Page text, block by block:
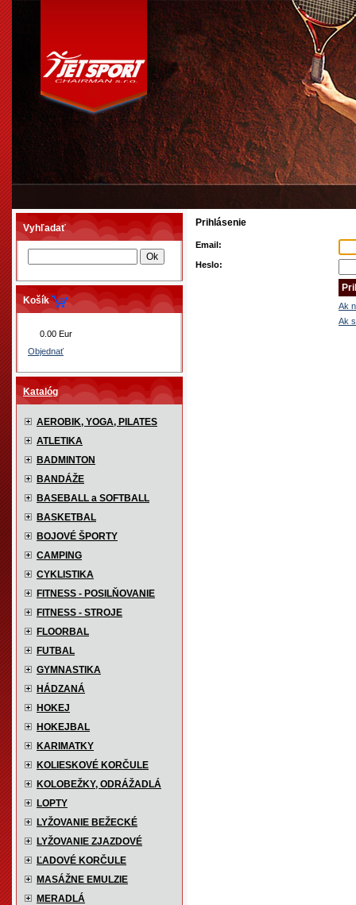
Vyhľadať
Košík
0.00 Eur
Objednať
Katalóg
AEROBIK, YOGA, PILATES
ATLETIKA
BADMINTON
BANDÁŽE
BASEBALL a SOFTBALL
BASKETBAL
BOJOVÉ ŠPORTY
CAMPING
CYKLISTIKA
FITNESS - POSILŇOVANIE
FITNESS - STROJE
FLOORBAL
FUTBAL
GYMNASTIKA
HÁDZANÁ
HOKEJ
HOKEJBAL
KARIMATKY
KOLIESKOVÉ KORČULE
KOLOBEŽKY, ODRÁŽADLÁ
LOPTY
LYŽOVANIE BEŽECKÉ
LYŽOVANIE ZJAZDOVÉ
ĽADOVÉ KORČULE
MASÁŽNE EMULZIE
MERADLÁ
Prihlásenie
Email:
Heslo:
Ak
Ak